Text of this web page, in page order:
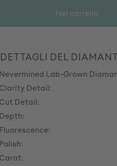
Nel carrello
DETTAGLI DEL
Nevermined Lab-Grown
Clarity Detail:
Cut Detail:
Depth:
Fluorescence:
Polish:
Carat: